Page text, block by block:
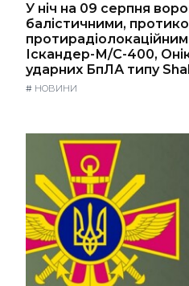
У ніч на 09 серпня
балістичними,
Іскандер-М/С-400,
ударних БпЛА типу
# НОВИНИ